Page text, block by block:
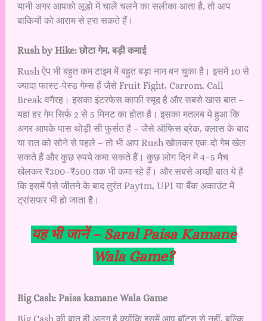
यानी अगर आपको लूडो में चालें चलने का सलीका आता है, तो आप
बाकियों को आराम से हरा सकते हैं।
Rush by Hike: छोटा गेम, बड़ी कमाई
Rush ऐप भी बहुत कम टाइम में बहुत बड़ा नाम बन चुका है। इसमें 10 से
ज्यादा फास्ट-पेस्ड गेम्स हैं जैसे Fruit Fight, Carrom, Call
Break वगैरह। इसका इंटरफेस काफी स्मूद है और सबसे खास बात –
यहां हर गेम सिर्फ 2 से 5 मिनट का होता है। इसका मतलब ये हुआ कि
अगर आपके पास थोड़ी सी फुर्सत है – जैसे ऑफिस ब्रेक, क्लास के बाद
या रात को सोने से पहले – तो भी आप Rush खोलकर एक-दो गेम खेल
सकते हैं और कुछ रुपये कमा सकते हैं। कुछ लोग दिन में 4–5 मैच
खेलकर ₹300–₹500 तक भी कमा रहे हैं। और सबसे अच्छी बात ये है
कि इसमें पैसे जीतने के बाद तुरंत Paytm, UPI या बैंक अकाउंट में
ट्रांसफर भी हो जाता है।
यह भी जानें – Saral Paisa Kamane
Wala Game?
Big Cash: Paisa kamane Wala Game